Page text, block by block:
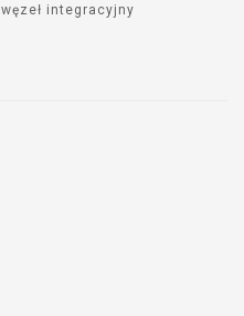
węzeł integracyjny